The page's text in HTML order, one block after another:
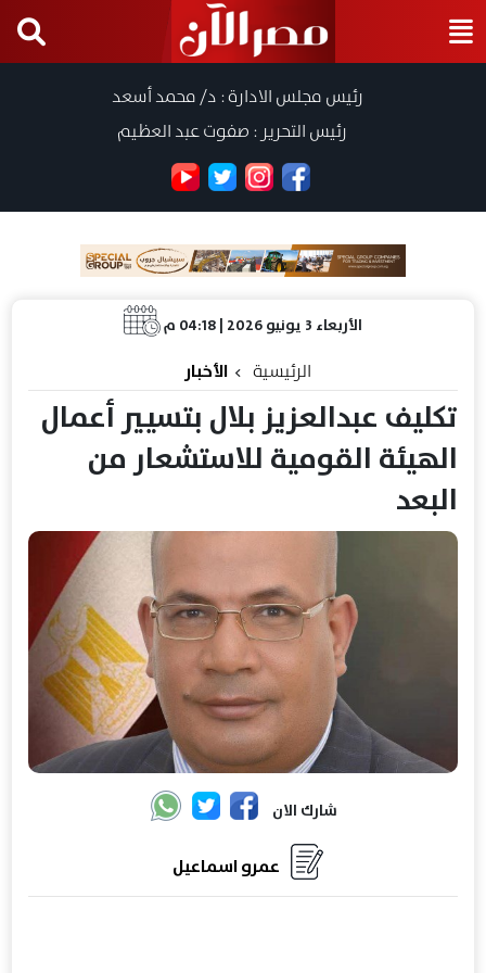
رئيس مجلس الادارة : د/ محمد أسعد
رئيس التحرير : صفوت عبد العظيم
الأربعاء 3 يونيو 2026 | 04:18 م
الرئيسية الأخبار
تكليف عبدالعزيز بلال بتسيير أعمال
الهيئة القومية للاستشعار من
البعد
شارك الان
عمرو اسماعيل